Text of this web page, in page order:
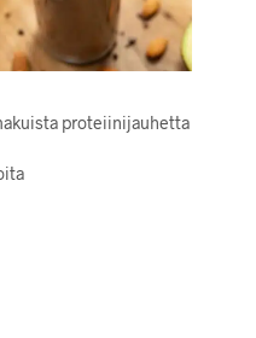
proteiinijauhetta